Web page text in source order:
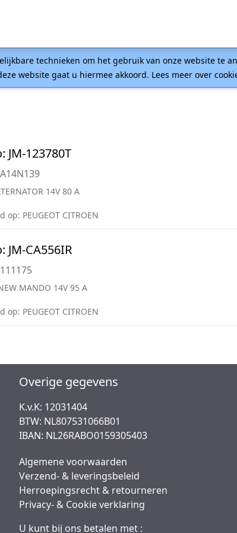
technieken om het gebruik van onze website te
website gaat u hiermee akkoord. Lees meer over
JM-123780T
14V 80 A
op: PEUGEOT CITROEN
JM-CA556IR
MANDO 14V 95 A
op: PEUGEOT CITROEN
Overige gegevens
K.v.K: 12031404
BTW: NL807531066B01
IBAN: NL26RABO0159305403
Algemene voorwaarden
Verzend- & leveringsbeleid
Herroepingsrecht & retourneren
Privacy- & Cookie verklaring
U kunt bij ons betalen met :